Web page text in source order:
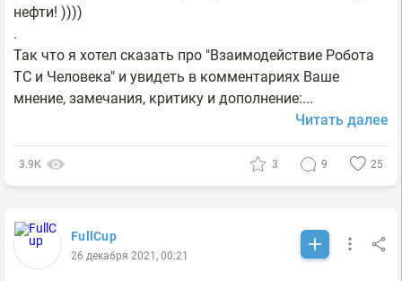
нефти! ))))
.
Так что я хотел сказать про "Взаимодействие Робота
ТС и Человека" и увидеть в комментариях Ваше
мнение, замечания, критику и дополнение:...
Читать далее
3.9К 3 9 25
FullCup
26 декабря 2021, 00:21